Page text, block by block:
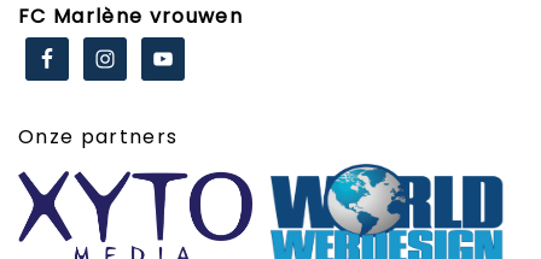
FC Marlène vrouwen
Onze partners